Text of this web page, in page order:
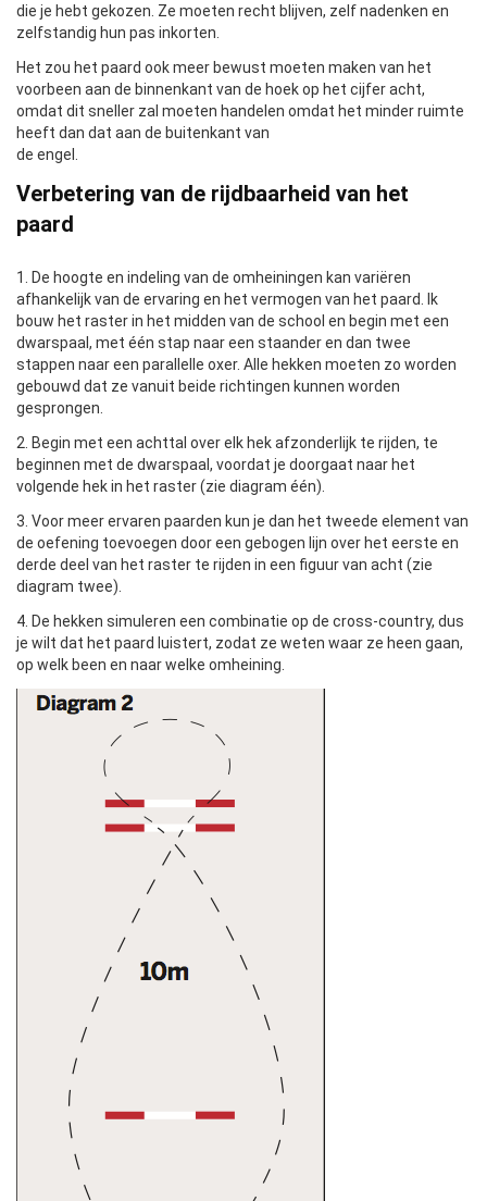
die je hebt gekozen. Ze moeten recht blijven, zelf nadenken en
zelfstandig hun pas inkorten.
Het zou het paard ook meer bewust moeten maken van het
voorbeen aan de binnenkant van de hoek op het cijfer acht,
omdat dit sneller zal moeten handelen omdat het minder ruimte
heeft dan dat aan de buitenkant van
de engel.
Verbetering van de rijdbaarheid van het
paard
1. De hoogte en indeling van de omheiningen kan variëren
afhankelijk van de ervaring en het vermogen van het paard. Ik
bouw het raster in het midden van de school en begin met een
dwarspaal, met één stap naar een staander en dan twee
stappen naar een parallelle oxer. Alle hekken moeten zo worden
gebouwd dat ze vanuit beide richtingen kunnen worden
gesprongen.
2. Begin met een achttal over elk hek afzonderlijk te rijden, te
beginnen met de dwarspaal, voordat je doorgaat naar het
volgende hek in het raster (zie diagram één).
3. Voor meer ervaren paarden kun je dan het tweede element van
de oefening toevoegen door een gebogen lijn over het eerste en
derde deel van het raster te rijden in een figuur van acht (zie
diagram twee).
4. De hekken simuleren een combinatie op de cross-country, dus
je wilt dat het paard luistert, zodat ze weten waar ze heen gaan,
op welk been en naar welke omheining.